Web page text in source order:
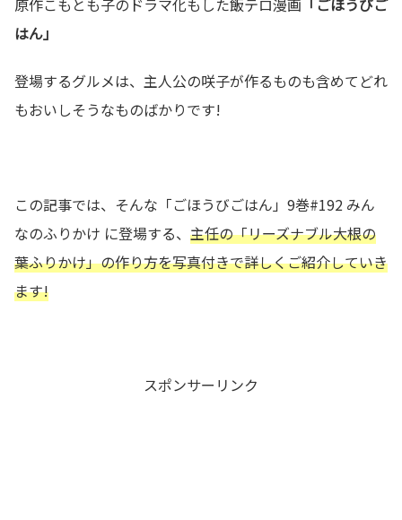
原作こもとも子のドラマ化もした飯テロ漫画 「ごほうびご
はん」
登場するグルメは、主人公の咲子が作るものも含めてどれ
もおいしそうなものばかりです!
この記事では、そんな「ごほうびごはん」9巻#192 みん
なのふりかけ に登場する、 主任の「リーズナブル大根の
葉ふりかけ」の作り方を写真付きで詳しくご紹介していき
ます!
スポンサーリンク